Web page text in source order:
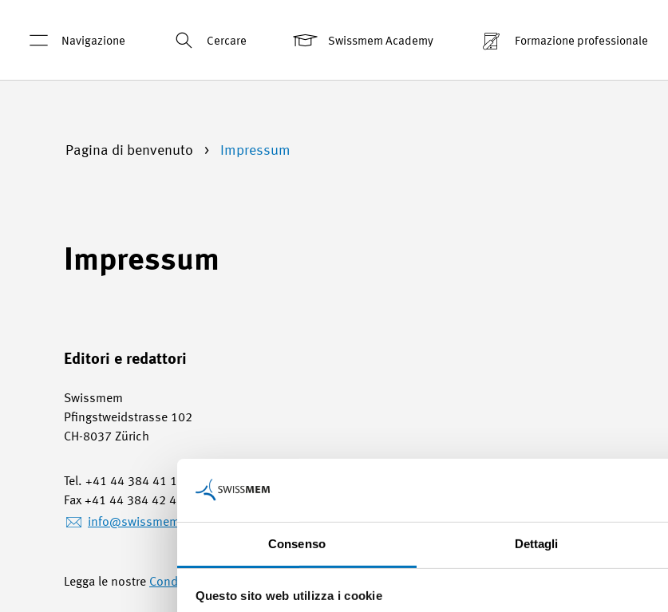
Consenso Dettagli
Questo sito web utilizza i cookie
Navigazione Cercare Swissmem Academy Formazione professionale
Pagina di benvenuto Impressum
Impressum
Editori e redattori
Swissmem
Pfingstweidstrasse 102
CH-8037 Zürich
Tel. +41 44 384 41 11
Fax +41 44 384 42 42
info@swissmem.ch
Legga le nostre Condizioni d'uso e l'Informativa sulla